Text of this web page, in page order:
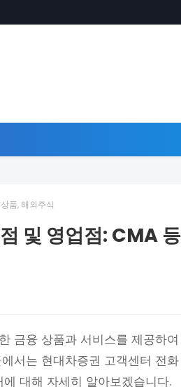
품, 해외주식
및 영업점: CMA 등
금융 상품과 서비스를 제공하여
서는 현대차증권 고객센터 전화
대해 자세히 알아보겠습니다.